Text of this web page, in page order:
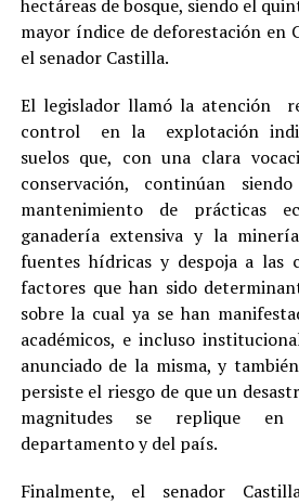
hectáreas de bosque, siendo el
mayor índice de deforestación en
el senador Castilla.
El legislador llamó la atención
control en la explotación
suelos que, con una clara
conservación, continúan
mantenimiento de prácticas
ganadería extensiva y la
fuentes hídricas y despoja a las
factores que han sido
sobre la cual ya se han
académicos, e incluso
anunciado de la misma, y
persiste el riesgo de que un
magnitudes se replique
departamento y del país.
Finalmente, el senador